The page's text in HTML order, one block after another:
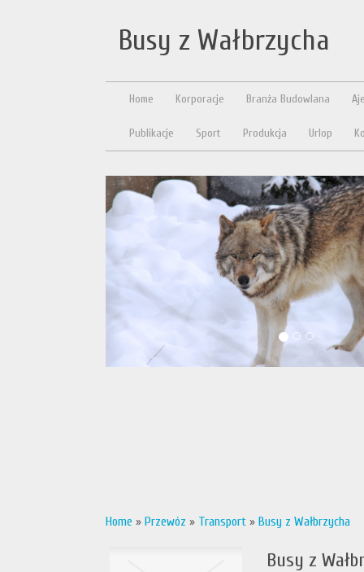
Busy z Wałbrzycha
Home Korporacje Branża Budowlana
Publikacje Sport Produkcja Urlop
Home » Przewóz » Transport » Busy z Wałbrzycha
Busy z